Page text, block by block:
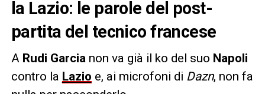
la Lazio: le parole del post-
partita del tecnico francese
A Rudi Garcia non va già il ko del suo Napoli
contro la Lazio e, ai microfoni di Dazn, non fa